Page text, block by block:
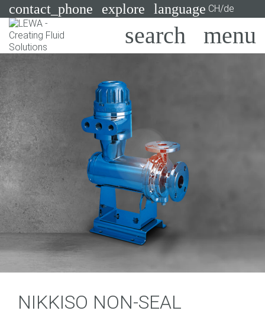
contact_phone explore language CH/de
Suchen
Systeme
Branchen
Anwendungen
Services
Consulting
Technologien
NIKKISO NON-SEAL